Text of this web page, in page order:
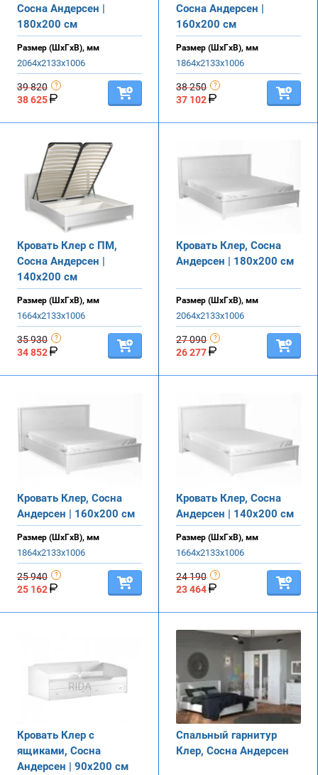
Сосна Андерсен |
180х200 см
Размер (ШхГхВ), мм
2064х2133х1006
39 820
38 625
Сосна Андерсен |
160х200 см
Размер (ШхГхВ), мм
1864х2133х1006
38 250
37 102
Кровать Клер с ПМ,
Сосна Андерсен |
140х200 см
Размер (ШхГхВ), мм
1664х2133х1006
35 930
34 852
Кровать Клер, Сосна
Андерсен | 180х200 см
Размер (ШхГхВ), мм
2064х2133х1006
27 090
26 277
Кровать Клер, Сосна
Андерсен | 160х200 см
Размер (ШхГхВ), мм
1864х2133х1006
25 940
25 162
Кровать Клер, Сосна
Андерсен | 140х200 см
Размер (ШхГхВ), мм
1664х2133х1006
24 190
23 464
Кровать Клер с
ящиками, Сосна
Андерсен | 90х200 см
Спальный гарнитур
Клер, Сосна Андерсен